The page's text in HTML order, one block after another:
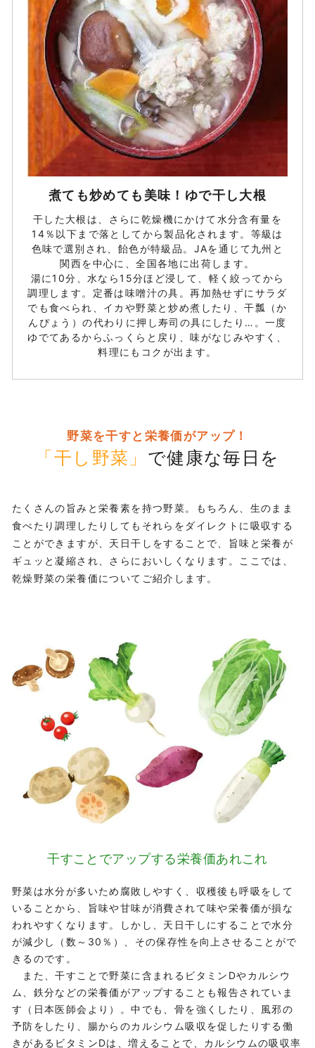
煮ても炒めても美味！ゆで干し大根
干した大根は、さらに乾燥機にかけて水分含有量を
14％以下まで落としてから製品化されます。等級は
色味で選別され、飴色が特級品。JAを通じて九州と
関西を中心に、全国各地に出荷します。
湯に10分、水なら15分ほど浸して、軽く絞ってから
調理します。定番は味噌汁の具。再加熱せずにサラダ
でも食べられ、イカや野菜と炒め煮したり、干瓢（か
んぴょう）の代わりに押し寿司の具にしたり…。一度
ゆでてあるからふっくらと戻り、味がなじみやすく、
料理にもコクが出ます。
野菜を干すと栄養価がアップ！
「干し野菜」 で健康な毎日を
たくさんの旨みと栄養素を持つ野菜。もちろん、生のまま
食べたり調理したりしてもそれらをダイレクトに吸収する
ことができますが、天日干しをすることで、旨味と栄養が
ギュッと凝縮され、さらにおいしくなります。ここでは、
乾燥野菜の栄養価についてご紹介します。
干すことでアップする栄養価あれこれ
野菜は水分が多いため腐敗しやすく、収穫後も呼吸をして
いることから、旨味や甘味が消費されて味や栄養価が損な
われやすくなります。しかし、天日干しにすることで水分
が減少し（数～30％）、その保存性を向上させることがで
きるのです。
また、干すことで野菜に含まれるビタミンDやカルシウ
ム、鉄分などの栄養価がアップすることも報告されていま
す（日本医師会より）。中でも、骨を強くしたり、風邪の
予防をしたり、腸からのカルシウム吸収を促したりする働
きがあるビタミンDは、増えることで、カルシウムの吸収率